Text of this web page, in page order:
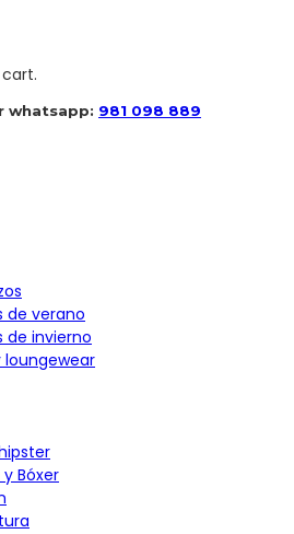
whatsapp: 981 098 889
de verano
de invierno
loungewear
Bóxer